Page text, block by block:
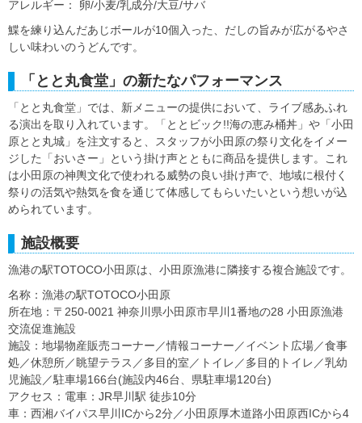
アレルギー： 卵/小麦/乳成分/大豆/サバ
鰈を練り込んだあじボールが10個入った、だしの旨みが広がるやさ
しい味わいのうどんです。
「とと丸食堂」の新たなパフォーマンス
「とと丸食堂」では、新メニューの提供において、ライブ感あふれ
る演出を取り入れています。「ととビック!!海の恵み桶丼」や「小田
原とと丸城」を注文すると、スタッフが小田原の祭り文化をイメー
ジした「おいさー」という掛け声とともに商品を提供します。これ
は小田原の神輿文化で使われる威勢の良い掛け声で、地域に根付く
祭りの活気や熱気を食を通じて体感してもらいたいという想いが込
められています。
施設概要
漁港の駅TOTOCO小田原は、小田原漁港に隣接する複合施設です。
名称：漁港の駅TOTOCO小田原
所在地：〒250-0021 神奈川県小田原市早川1番地の28 小田原漁港
交流促進施設
施設：地場物産販売コーナー／情報コーナー／イベント広場／食事
処／休憩所／眺望テラス／多目的室／トイレ／多目的トイレ／乳幼
児施設／駐車場166台(施設内46台、県駐車場120台)
アクセス：電車：JR早川駅 徒歩10分
車：西湘バイパス早川ICから2分／小田原厚木道路小田原西ICから4